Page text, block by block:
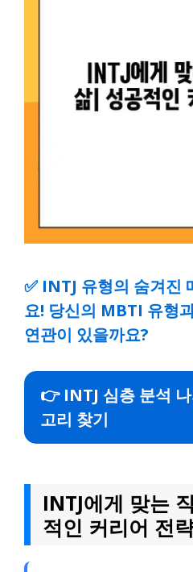
✅ INTJ 유형의 숨겨진
요! 당신의 MBTI 유형
연관이 있을까요?
👉 INTJ 심층 분석
고리 찾기
INTJ에게 맞는
적인 커리어 전